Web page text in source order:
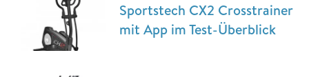
Sportstech CX2 Crosstrainer
mit App im Test-Überblick